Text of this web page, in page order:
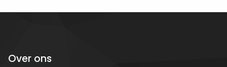
Over ons